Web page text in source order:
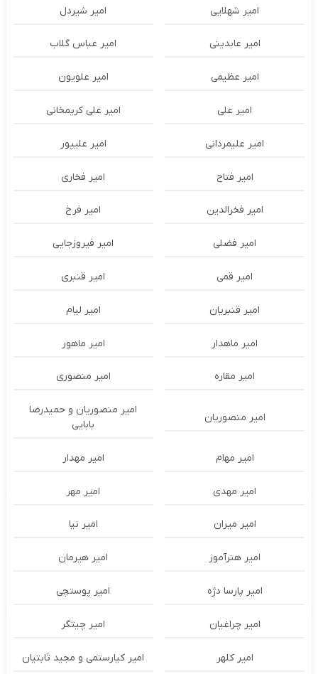
امیر شهلایی امیر شیردل
امیر عابدینی امیر عباس گلاب
امیر عظیمی امیر علویون
امیر علی امیر علی کریمخانی
امیر علیمردانی امیر علیپور
امیر فتاح امیر فخاری
امیر فخرالدین امیر فرخ
امیر فضلی امیر فیروزجایی
امیر قمی امیر قنبری
امیر قنبریان امیر لیام
امیر ماهدار امیر ماهور
امیر مقاره امیر منصوری
امیر منصوریان
امیر منصوریان و حمیدرضا
بابایی
امیر مهام امیر مهدار
امیر مهدی امیر مهر
امیر میران امیر نیا
امیر هنرآموز امیر هیرمان
امیر پارسا دژه امیر پوستچی
امیر چراغیان امیر چیتگر
امیر کلهر امیر کیارستمی و مجید ثابتیان